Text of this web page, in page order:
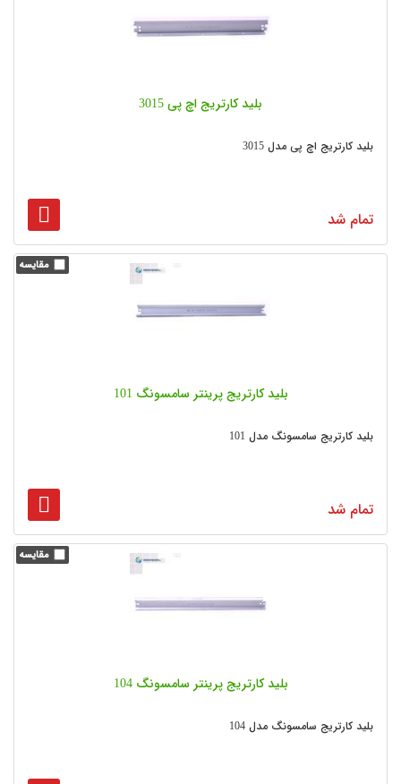
بلید کارتریج اچ پی 3015
بلید کارتریج اچ پی مدل 3015
تمام شد
بلید کارتریج پرینتر سامسونگ 101
بلید کارتریج سامسونگ مدل 101
تمام شد
بلید کارتریج پرینتر سامسونگ 104
بلید کارتریج سامسونگ مدل 104